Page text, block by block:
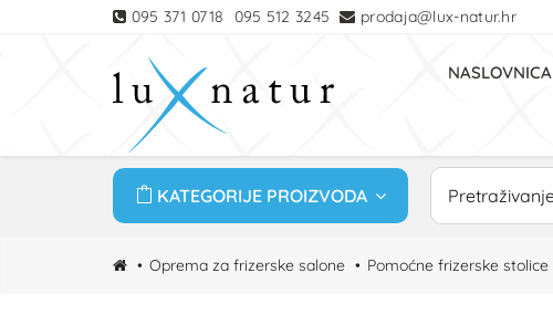
095 371 0718 095 512 3245 prodaja@lux-natur.hr
NASLOVNICA
KATEGORIJE PROIZVODA
Oprema za frizerske salone Pomoćne frizerske stolice